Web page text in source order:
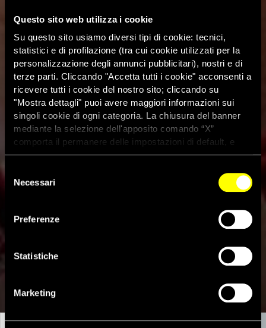
Questo sito web utilizza i cookie
Su questo sito usiamo diversi tipi di cookie: tecnici,
statistici e di profilazione (tra cui cookie utilizzati per la
personalizzazione degli annunci pubblicitari), nostri e di
terze parti. Cliccando "Accetta tutti i cookie" acconsenti a
ricevere tutti i cookie del nostro sito; cliccando su
"Mostra dettagli" puoi avere maggiori informazioni sui
singoli cookie di ogni categoria. La chiusura del banner
mediante la selezione dell'apposito comando “X”
comporta il permanere delle impostazioni di default, e
dunque la continuazione della navigazione con i cookie
dei cookie attivi sul sito clicca
delNecessari
Preferenze
Statistiche
Marketing
RUSSIA: ARTISTA RISCHIA FINO A 10 ANNI
DI DETENZIONE PER AVER PROTESTATO
CONTRO LA GUERRA
LA STORIA IL CASO LA RESISTENZA FEMMINISTA TESTO